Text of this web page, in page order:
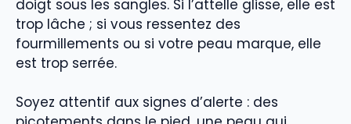
doigt sous les sangles. Si l’attelle glisse, elle est
trop lâche ; si vous ressentez des
fourmillements ou si votre peau marque, elle
est trop serrée.
Soyez attentif aux signes d’alerte : des